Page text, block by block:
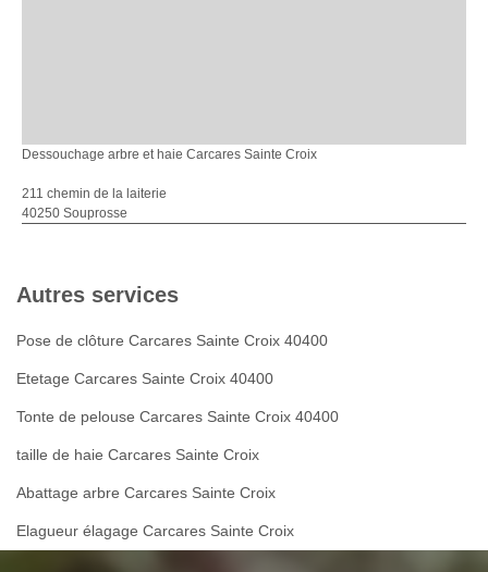
Dessouchage arbre et haie Carcares Sainte Croix
211 chemin de la laiterie
40250 Souprosse
Autres services
Pose de clôture Carcares Sainte Croix 40400
Etetage Carcares Sainte Croix 40400
Tonte de pelouse Carcares Sainte Croix 40400
taille de haie Carcares Sainte Croix
Abattage arbre Carcares Sainte Croix
Elagueur élagage Carcares Sainte Croix